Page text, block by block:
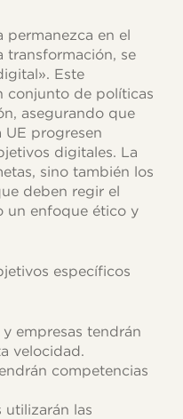
permanezca en el
transformación, se
Este
conjunto de políticas
asegurando que
UE progresen
digitales. La
sino también los
deben regir el
un enfoque ético y
específicos
empresas tendrán
velocidad.
competencias
utilizarán las